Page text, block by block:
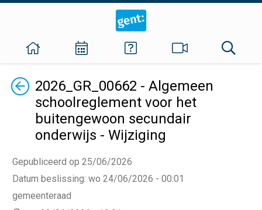
Terug2026_GR_00662 - Algemeen
schoolreglement voor het
buitengewoon secundair
onderwijs - Wijziging
Gepubliceerd op 25/06/2026
Datum beslissing: wo 24/06/2026 - 00:01
gemeenteraad